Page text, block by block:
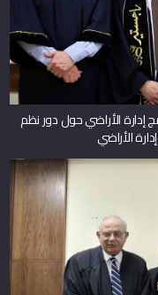
إدارة الأراضي حول دور نظم
الأراضي